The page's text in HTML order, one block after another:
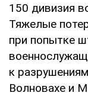
150 дивизия
Тяжелые
при попытке
к
Волновахе и